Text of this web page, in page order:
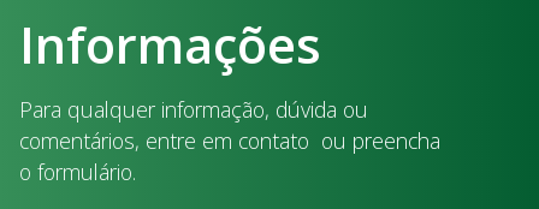
Informações
Para qualquer informação, dúvida ou
comentários, entre em contato ou preencha
o formulário.